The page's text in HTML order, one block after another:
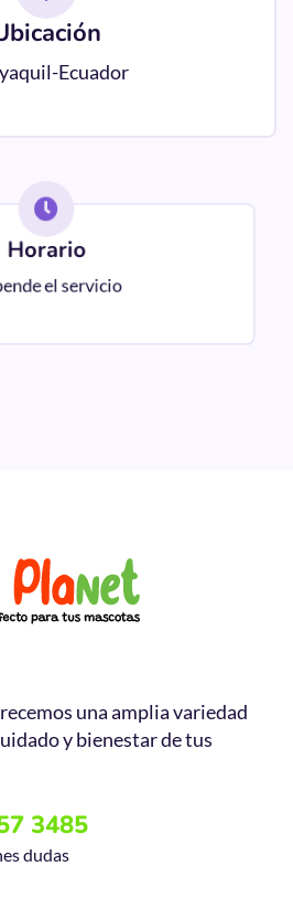
Ecuador
Horario
el servicio
una amplia variedad
y bienestar de tus
3485
dudas